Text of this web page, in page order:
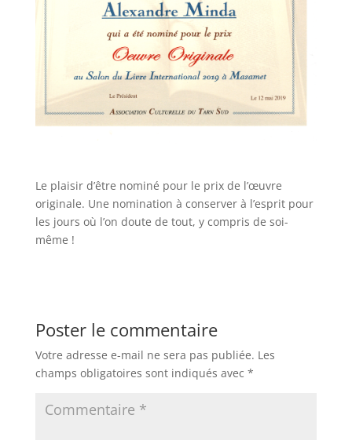
Le plaisir d’être nominé pour le prix de l’œuvre
originale. Une nomination à conserver à l’esprit pour
les jours où l’on doute de tout, y compris de soi-
même !
Poster le commentaire
Votre adresse e-mail ne sera pas publiée. Les
champs obligatoires sont indiqués avec *